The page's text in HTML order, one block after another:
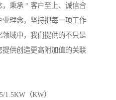
秉承 “ 客户至上、诚信合
理念，坚持把每一项工作
域中，我们提供的不只是
提供创造更高附加值的关联
（KW）